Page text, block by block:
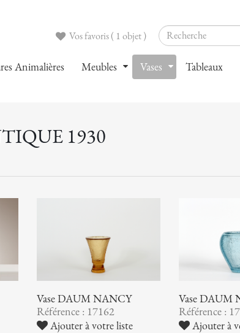
Vos favoris ( 1 objet )
Animalières Meubles Vases Tableaux
1930
Vase DAUM NANCY
Référence : 17162
Ajouter à votre liste
Vase DAUM
Référence :
Ajouter à